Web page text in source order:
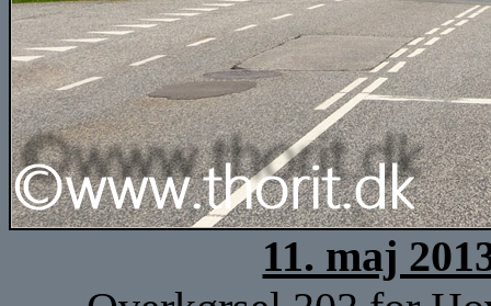
11. maj